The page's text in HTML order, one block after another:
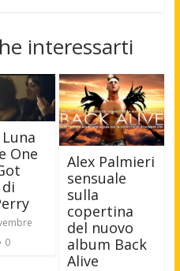
interessarti
One
di
0
Alex Palmieri
sensuale
sulla
copertina
del nuovo
album Back
Alive